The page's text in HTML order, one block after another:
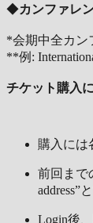
◆カンファレ
*会期中全カン
**例:
チケット購入
購入には
前回まで
address”
Login後